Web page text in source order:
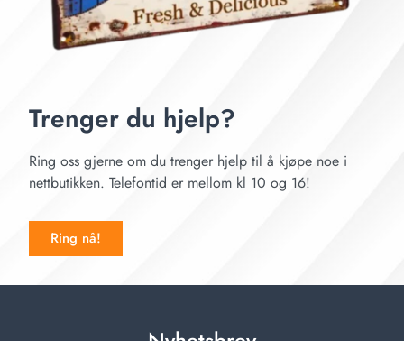
Trenger du hjelp?
Ring oss gjerne om du trenger hjelp til å kjøpe noe i
nettbutikken. Telefontid er mellom kl 10 og 16!
Ring nå!